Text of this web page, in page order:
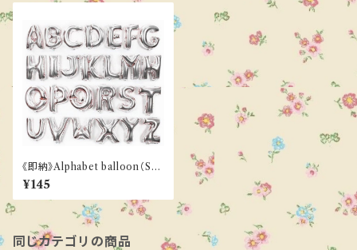
《即納》Alphabet balloon（SIL
VER）
¥145
同じカテゴリの商品